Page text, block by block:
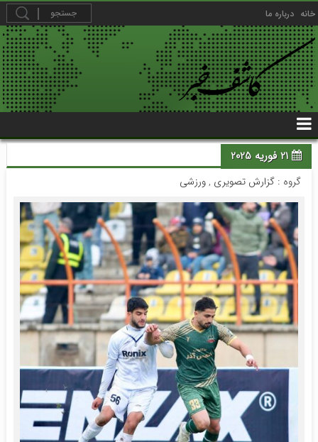
خانه درباره ما
21 فوریه 2025
گروه :گزارش تصویری ,ورزشی